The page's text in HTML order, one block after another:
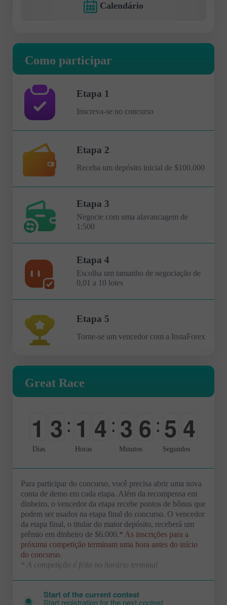
Calendário
Como participar
Etapa 1
Inscreva-se no concurso
Etapa 2
Receba um depósito inicial de $100.000
Etapa 3
Negocie com uma alavancagem de
1:500
Etapa 4
Escolha um tamanho de negociação de
0,01 a 10 lotes
Etapa 5
Torne-se um vencedor com a InstaForex
Great Race
1
0
3 : 1
0
4 : 3
0
6
0
: 5
0
3
4
Dias Horas Minutos Segundos
Para participar do concurso, você precisa abrir uma nova
conta de demo em cada etapa. Além da recompensa em
dinheiro, o vencedor da etapa recebe pontos de bônus que
podem ser usados na etapa final do concurso. O vencedor
da etapa final, o titular do maior depósito, receberá um
prêmio em dinheiro de $6.000.* As inscrições para a
próxima competição terminam uma hora antes do início
do concurso.
* A competição é feita no horário terminal
Start of the current contest
Start registration for the next contest